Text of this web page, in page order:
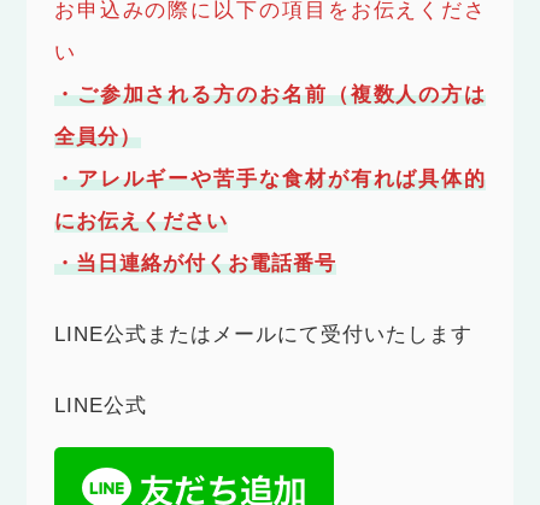
お申込みの際に以下の項目をお伝えくださ
い
・ご参加される方のお名前（複数人の方は
全員分）
・アレルギーや苦手な食材が有れば具体的
にお伝えください
・当日連絡が付くお電話番号
LINE公式またはメールにて受付いたします
LINE公式